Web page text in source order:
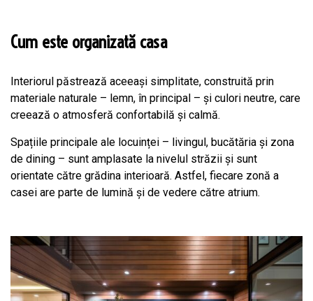
Cum este organizată casa
Interiorul păstrează aceeași simplitate, construită prin
materiale naturale – lemn, în principal – și culori neutre, care
creează o atmosferă confortabilă și calmă.
Spațiile principale ale locuinței – livingul, bucătăria și zona
de dining – sunt amplasate la nivelul străzii și sunt
orientate către grădina interioară. Astfel, fiecare zonă a
casei are parte de lumină și de vedere către atrium.